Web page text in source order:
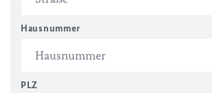
Hausnummer
PLZ